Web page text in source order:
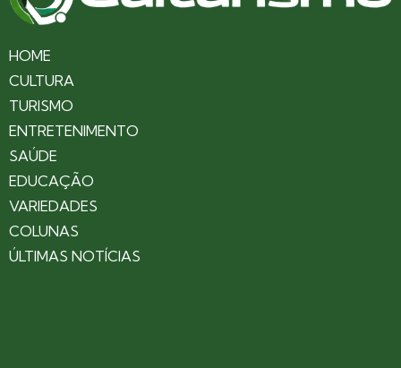
HOME
CULTURA
TURISMO
ENTRETENIMENTO
SAÚDE
EDUCAÇÃO
VARIEDADES
COLUNAS
ÚLTIMAS NOTÍCIAS